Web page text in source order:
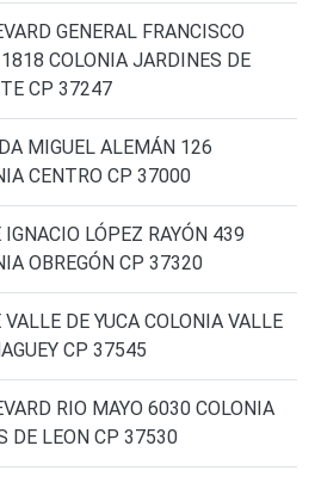
GENERAL FRANCISCO
COLONIA JARDINES DE
CP 37247
MIGUEL ALEMÁN 126
CENTRO CP 37000
IGNACIO LÓPEZ RAYÓN 439
OBREGÓN CP 37320
VALLE DE YUCA COLONIA VALLE
CP 37545
RIO MAYO 6030 COLONIA
DE LEON CP 37530